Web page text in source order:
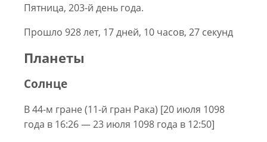
Пятница, 203-й день года.
Прошло 928 лет, 17 дней, 10 часов, 27 секунд
Планеты
Солнце
В 44-м гране (11-й гран Рака) [20 июля 1098
года в 16:26 — 23 июля 1098 года в 12:50]